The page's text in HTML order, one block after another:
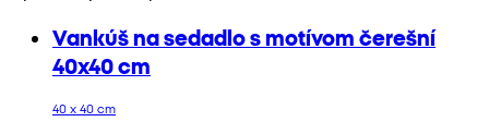
Vankúš na sedadlo s motívom čerešní
40x40 cm
40 x 40 cm